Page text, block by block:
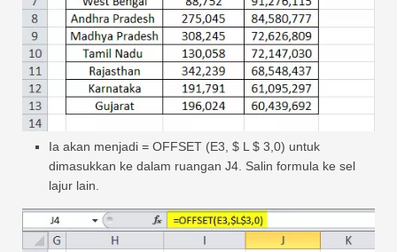
Ia akan menjadi = OFFSET (E3, $ L $ 3,0) untuk
dimasukkan ke dalam ruangan J4. Salin formula ke sel
lajur lain.